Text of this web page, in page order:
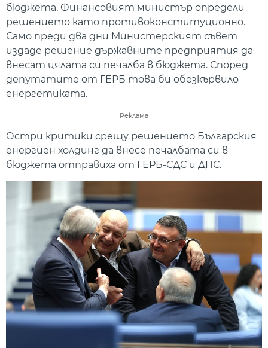
бюджета. Финансовият министър определи
решението като противоконституционно.
Само преди два дни Министерският съвет
издаде решение държавните предприятия да
внесат цялата си печалба в бюджета. Според
депутатите от ГЕРБ това би обезкървило
енергетиката.
Реклама
Остри критики срещу решението Българския
енергиен холдинг да внесе печалбата си в
бюджета отправиха от ГЕРБ-СДС и ДПС.